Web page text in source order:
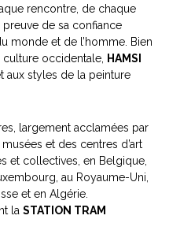
rencontre, de chaque
de sa confiance
monde et de l’homme. Bien
culture occidentale,
HAMSI
aux styles de la peinture
largement acclamées par
et des centres d’art
et collectives, en Belgique,
au Royaume-Uni,
et en Algérie.
la STATION TRAM